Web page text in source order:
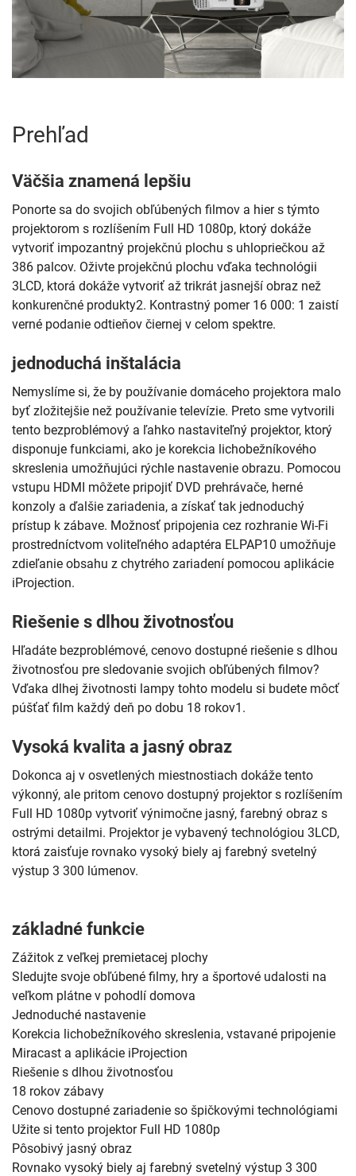
Prehľad
Väčšia znamená lepšiu
Ponorte sa do svojich obľúbených filmov a hier s týmto
projektorom s rozlíšením Full HD 1080p, ktorý dokáže
vytvoriť impozantný projekčnú plochu s uhlopriečkou až
386 palcov. Oživte projekčnú plochu vďaka technológii
3LCD, ktorá dokáže vytvoriť až trikrát jasnejší obraz než
konkurenčné produkty2. Kontrastný pomer 16 000: 1 zaistí
verné podanie odtieňov čiernej v celom spektre.
jednoduchá inštalácia
Nemyslíme si, že by používanie domáceho projektora malo
byť zložitejšie než používanie televízie. Preto sme vytvorili
tento bezproblémový a ľahko nastaviteľný projektor, ktorý
disponuje funkciami, ako je korekcia lichobežníkového
skreslenia umožňujúci rýchle nastavenie obrazu. Pomocou
vstupu HDMI môžete pripojiť DVD prehrávače, herné
konzoly a ďalšie zariadenia, a získať tak jednoduchý
prístup k zábave. Možnosť pripojenia cez rozhranie Wi-Fi
prostredníctvom voliteľného adaptéra ELPAP10 umožňuje
zdieľanie obsahu z chytrého zariadení pomocou aplikácie
iProjection.
Riešenie s dlhou životnosťou
Hľadáte bezproblémové, cenovo dostupné riešenie s dlhou
životnosťou pre sledovanie svojich obľúbených filmov?
Vďaka dlhej životnosti lampy tohto modelu si budete môcť
púšťať film každý deň po dobu 18 rokov1.
Vysoká kvalita a jasný obraz
Dokonca aj v osvetlených miestnostiach dokáže tento
výkonný, ale pritom cenovo dostupný projektor s rozlíšením
Full HD 1080p vytvoriť výnimočne jasný, farebný obraz s
ostrými detailmi. Projektor je vybavený technológiou 3LCD,
ktorá zaisťuje rovnako vysoký biely aj farebný svetelný
výstup 3 300 lúmenov.
základné funkcie
Zážitok z veľkej premietacej plochy
Sledujte svoje obľúbené filmy, hry a športové udalosti na
veľkom plátne v pohodlí domova
Jednoduché nastavenie
Korekcia lichobežníkového skreslenia, vstavané pripojenie
Miracast a aplikácie iProjection
Riešenie s dlhou životnosťou
18 rokov zábavy
Cenovo dostupné zariadenie so špičkovými technológiami
Užite si tento projektor Full HD 1080p
Pôsobivý jasný obraz
Rovnako vysoký biely aj farebný svetelný výstup 3 300